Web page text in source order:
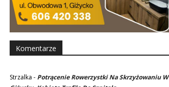
Komentarze
Strzalka - Potrącenie Rowerzystki Na Skrzyżowaniu W